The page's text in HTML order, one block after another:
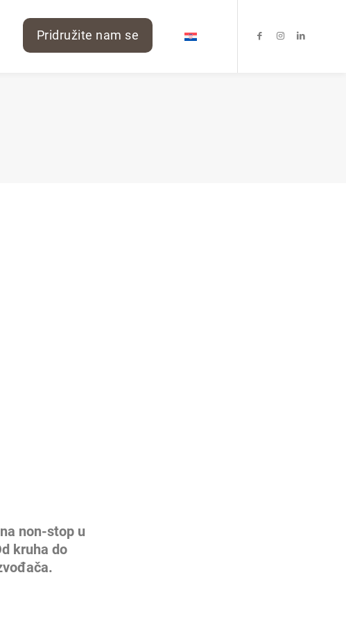
Pridružite nam se
non-stop u
kruha do